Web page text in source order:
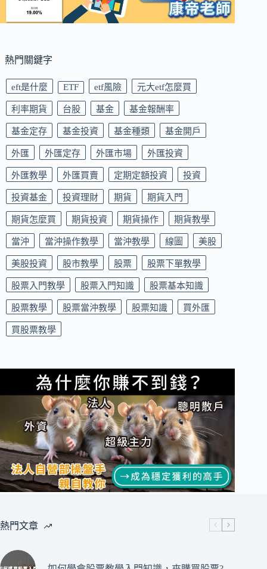
熱門關鍵字
eft是什麼 ETF etf風險 元大etf怎麼買
利率期貨 台股 基金 基金報酬率
基金定存 基金投資 基金種類 基金開戶
外匯 外匯定存 外匯市場 外匯投資
外匯教學 外匯買賣 定期定額投資 投資
投資基金 投資理財 期貨 期貨入門
期貨怎麼買 期貨投資 期貨操作 期貨教學
當沖 當沖操作教學 當沖教學 線圖 美股
美股投資 股市教學 股票 股票下單教學
股票入門教學 股票入門知識 股票基本知識
股票教學 股票當沖教學 股票知識 買外匯
買股票教學
熱門文章